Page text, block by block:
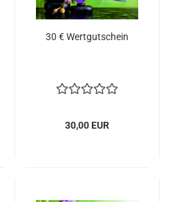
30 € Wertgutschein
30,00 EUR